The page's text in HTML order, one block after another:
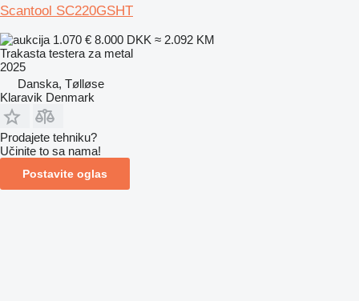
Scantool SC220GSHT
1.070 € 8.000 DKK ≈ 2.092 KM
Trakasta testera za metal
2025
Danska, Tølløse
Klaravik Denmark
Prodajete tehniku?
Učinite to sa nama!
Postavite oglas